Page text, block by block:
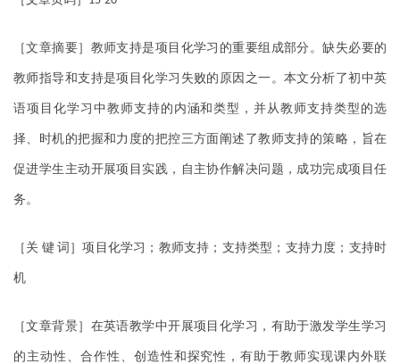
［文章摘要］教师支持是项目化学习的重要组成部分。缺失必要的
教师指导和支持是项目化学习失败的原因之一。本文分析了初中英
语项目化学习中教师支持的内涵和类型，并从教师支持类型的选
择、时机的把握和力度的把控三方面阐述了教师支持的策略，旨在
促进学生主动开展项目实践，自主协作解决问题，成功完成项目任
务。
［关 键 词］项目化学习；教师支持；支持类型；支持力度；支持时
机
［文章背景］在英语教学中开展项目化学习，有助于激发学生学习
的主动性、合作性、创造性和探究性，有助于教师实现课内外联